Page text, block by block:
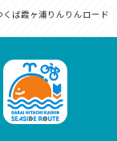
くば霞ヶ浦りんりんロード